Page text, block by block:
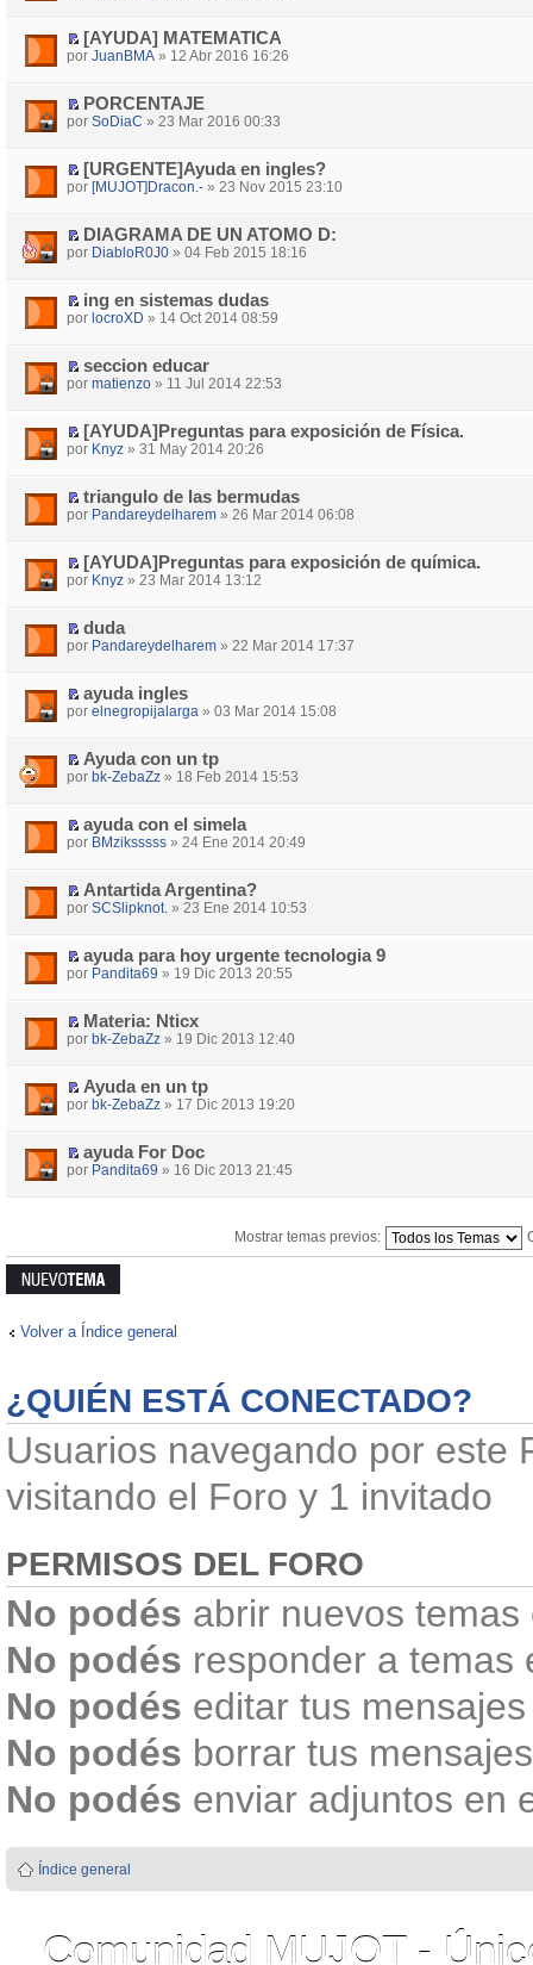
[AYUDA] MATEMATICA
por JuanBMA » 12 Abr 2016 16:26
PORCENTAJE
por SoDiaC » 23 Mar 2016 00:33
[URGENTE]Ayuda en ingles?
por [MUJOT]Dracon.- » 23 Nov 2015 23:10
DIAGRAMA DE UN ATOMO D:
por DiabloR0J0 » 04 Feb 2015 18:16
ing en sistemas dudas
por locroXD » 14 Oct 2014 08:59
seccion educar
por matienzo » 11 Jul 2014 22:53
[AYUDA]Preguntas para exposición de Física.
por Knyz » 31 May 2014 20:26
triangulo de las bermudas
por Pandareydelharem » 26 Mar 2014 06:08
[AYUDA]Preguntas para exposición de química.
por Knyz » 23 Mar 2014 13:12
duda
por Pandareydelharem » 22 Mar 2014 17:37
ayuda ingles
por elnegropijalarga » 03 Mar 2014 15:08
Ayuda con un tp
por bk-ZebaZz » 18 Feb 2014 15:53
ayuda con el simela
por BMziksssss » 24 Ene 2014 20:49
Antartida Argentina?
por SCSlipknot. » 23 Ene 2014 10:53
ayuda para hoy urgente tecnologia 9
por Pandita69 » 19 Dic 2013 20:55
Materia: Nticx
por bk-ZebaZz » 19 Dic 2013 12:40
Ayuda en un tp
por bk-ZebaZz » 17 Dic 2013 19:20
ayuda For Doc
por Pandita69 » 16 Dic 2013 21:45
Mostrar temas previos:
Publicar un
nuevo tema
Volver a Índice general
¿QUIÉN ESTÁ CONECTADO?
Usuarios navegando por este
visitando el Foro y 1 invitado
PERMISOS DEL FORO
No podés abrir nuevos
No podés responder a temas
No podés editar tus
No podés borrar tus
No podés enviar adjuntos en
Índice general
Comunidad MUJOT -